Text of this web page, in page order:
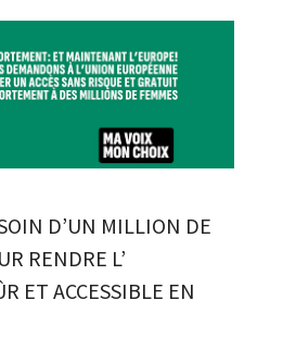
D’UN MILLION DE
RENDRE L’
ET ACCESSIBLE EN